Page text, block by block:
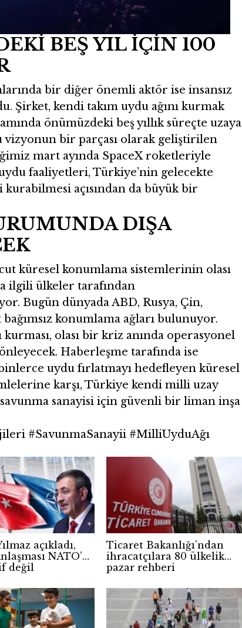
BEŞ YIL İÇİN 100
bir diğer önemli aktör ise insansız
Şirket, kendi takım uydu ağını kurmak
önümüzdeki beş yıllık süreçte uzaya
vizyonun bir parçası olarak geliştirilen
mart ayında SpaceX roketleriyle
faaliyetleri, Türkiye’nin gelecekte
açısından da büyük bir
DIŞA
küresel konumlama sistemlerinin olası
ilgili ülkeler tarafından
Bugün dünyada ABD, Rusya, Çin,
konumlama ağları bulunuyor.
olası bir kriz anında operasyonel
Haberleşme tarafında ise
uydu fırlatmayı hedefleyen küresel
karşı, Türkiye kendi milli uzay
savunma sanayisi için güvenli bir liman inşa
#SavunmaSanayii #MilliUyduAğı
açıkladı,
NATO’ya
değil
Ticaret Bakanlığı’ndan
ihracatçılara 80 ülkelik
pazar rehberi